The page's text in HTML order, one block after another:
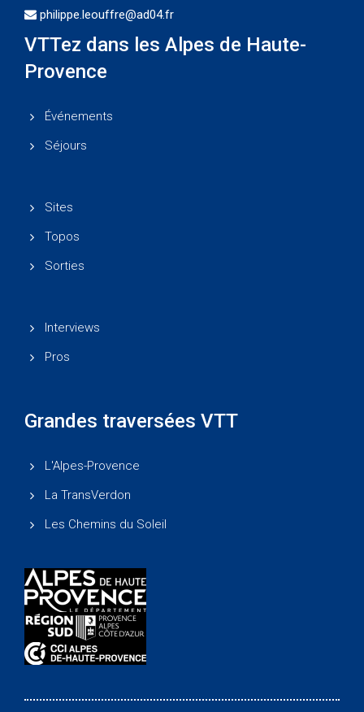
philippe.leouffre@ad04.fr
VTTez dans les Alpes de Haute-
Provence
Événements
Séjours
Sites
Topos
Sorties
Interviews
Pros
Grandes traversées VTT
L'Alpes-Provence
La TransVerdon
Les Chemins du Soleil